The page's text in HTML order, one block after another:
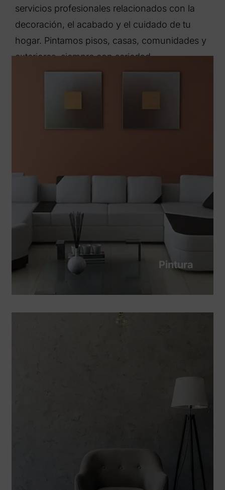
servicios profesionales relacionados con la
decoración, el acabado y el cuidado de tu
hogar. Pintamos pisos, casas, comunidades y
exteriores, siempre con seriedad,
profesionalidad y responsabilidad.
Pintura